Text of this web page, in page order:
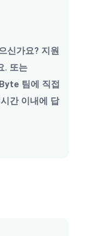
신가요? 지원
. 또는
팀에 직접
간 이내에 답